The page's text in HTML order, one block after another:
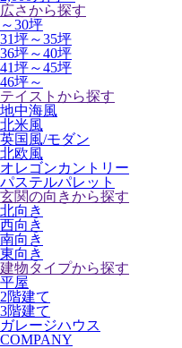
広さから探す
～30坪
31坪～35坪
36坪～40坪
41坪～45坪
46坪～
テイストから探す
地中海風
北米風
英国風/モダン
北欧風
オレゴンカントリー
パステルパレット
玄関の向きから探す
北向き
西向き
南向き
東向き
建物タイプから探す
平屋
2階建て
3階建て
ガレージハウス
COMPANY